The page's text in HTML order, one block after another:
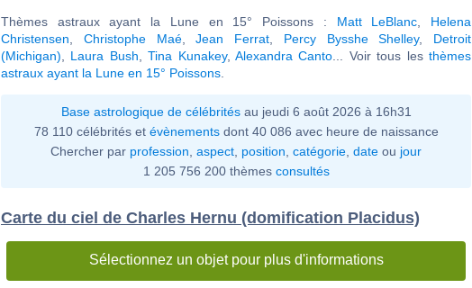
Thèmes astraux ayant la Lune en 15° Poissons : Matt LeBlanc
Helena
Christensen
Christophe Maé,Jean Ferrat Percy Bysshe Shelley, Detroit
(Michigan)
Laura Bush ,Tina Kunakey,Alexandra Canto ... Voir tous lesthèmes
astraux ayant la Lune en 15° Poissons
Base astrologique de célébritésau jeudi 6 août 2026 à 16h31
78 110 célébrités et évènementsdont 40 086 avec heure de naissance
Chercher par profession aspect position catégorie date ou jour
1 205 756 200 thèmes consultés
Carte du ciel de Charles Hernu (domification Placidus)
Sélectionnez un objet pour plus d'informations